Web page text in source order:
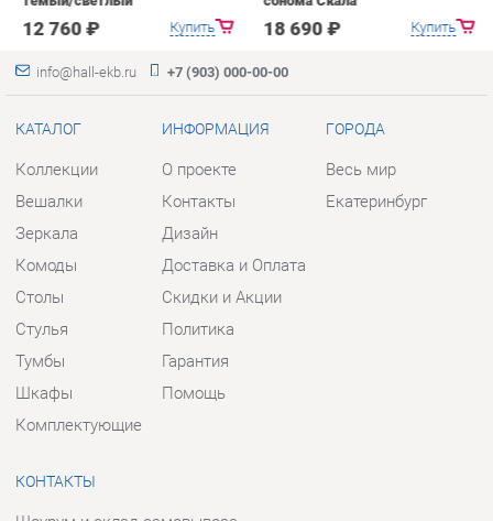
Комоды
Стулья
Тумбы
Шкафы
Комплектующие
Контакты
Доставка и Оплата
Политика
Гарантия
Помощь
Шоурум и склад самовывоза
Адрес: г. Екатеринбург, пер.
Базовый, 47
Телефон: +7 (903) 000-00-00
Пн - Пт:10:00 - 18:00 (GMT+5)